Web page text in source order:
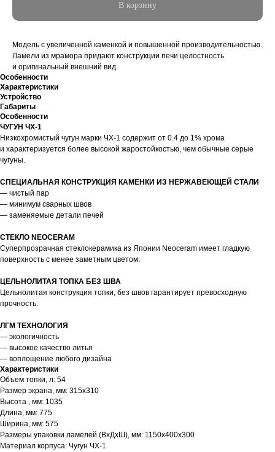
В корзину
Модель с увеличенной каменкой и повышенной производительностью.
Ламели из мрамора придают конструкции печи целостность
и оригинальный внешний вид.
Особенности
Характеристики
Устройство
Габариты
Особенности
ЧУГУН ЧХ-1
Низкохромистый чугун марки ЧХ-1 содержит от 0.4 до 1% хрома
и характеризуется более высокой жаростойкостью, чем обычные серые
чугуны.
СПЕЦИАЛЬНАЯ КОНСТРУКЦИЯ КАМЕНКИ ИЗ НЕРЖАВЕЮЩЕЙ СТАЛИ
— чистый пар
— минимум сварных швов
— заменяемые детали печей
СТЕКЛО NEOCERAM
Суперпрозрачная стеклокерамика из Японии Neoceram имеет гладкую
поверхность с менее заметным цветом.
ЦЕЛЬНОЛИТАЯ ТОПКА БЕЗ ШВА
Цельнолитая конструкция топки, без швов гарантирует превосходную
прочность.
ЛГМ ТЕХНОЛОГИЯ
— экологичность
— высокое качество литья
— воплощение любого дизайна
Характеристики
Объем топки, л: 54
Размер экрана, мм: 315х310
Высота , мм: 1035
Длина, мм: 775
Ширина, мм: 575
Размеры упаковки ламелей (ВхДхШ), мм: 1150х400х300
Материал корпуса: Чугун ЧХ-1